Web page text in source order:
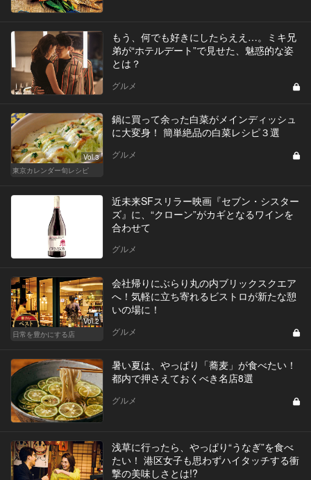
もう、何でも好きにしたらええ…。ミキ兄
弟が“ホテルデート”で見せた、魅惑的な姿
とは？
グルメ
Vol.3
東京カレンダー旬レシピ
鍋に買って余った白菜がメインディッシュ
に大変身！ 簡単絶品の白菜レシピ３選
グルメ
近未来SFスリラー映画『セブン・シスター
ズ』に、“クローン”がカギとなるワインを
合わせて
グルメ
Vol.2
日常を豊かにする店
会社帰りにぶらり丸の内ブリックスクエア
へ！気軽に立ち寄れるビストロが新たな憩
いの場に！
グルメ
暑い夏は、やっぱり「蕎麦」が食べたい！
都内で押さえておくべき名店8選
グルメ
浅草に行ったら、やっぱり“うなぎ”を食べ
たい！ 港区女子も思わずハイタッチする衝
撃の美味しさとは!?